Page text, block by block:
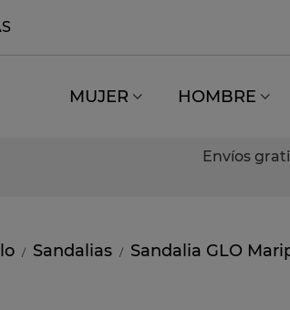
MUJER HOMBRE
Envíos
/ Sandalias / Sandalia GLO